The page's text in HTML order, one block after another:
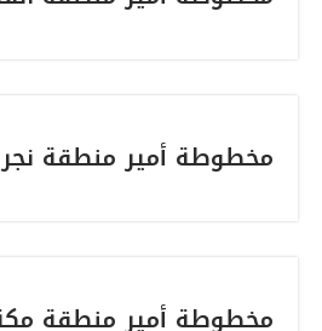
مخطوطة أمير منطقة نجران
مخطوطة أمير منطقة مكة